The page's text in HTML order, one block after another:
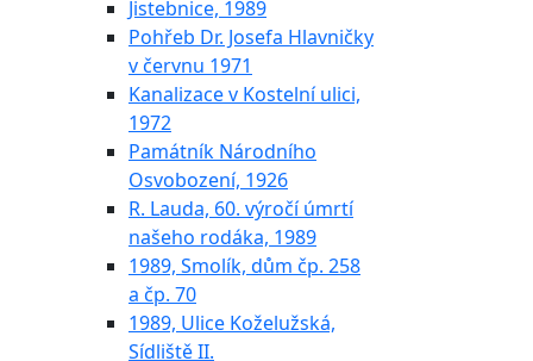
Jistebnice, 1989
Pohřeb Dr. Josefa Hlavničky
v červnu 1971
Kanalizace v Kostelní ulici,
1972
Památník Národního
Osvobození, 1926
R. Lauda, 60. výročí úmrtí
našeho rodáka, 1989
1989, Smolík, dům čp. 258
a čp. 70
1989, Ulice Koželužská,
Sídliště II.